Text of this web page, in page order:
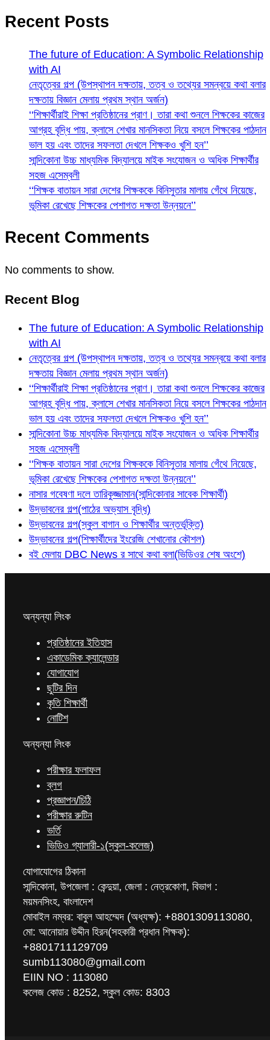
Recent Posts
The future of Education: A Symbolic Relationship
with AI
নেতৃত্বের গল্প (উপস্থাপন দক্ষতায়, তত্ব ও তথ্যের সমন্বয়ে কথা বলার
দক্ষতায় বিজ্ঞান মেলায় প্রথম স্থান অর্জন)
‘‘শিক্ষার্থীরাই শিক্ষা প্রতিষ্ঠানের প্রাণ। তারা কথা শুনলে শিক্ষকের কাজের
আগ্রহ বৃদ্ধি পায়, ক্লাসে শেখার মানসিকতা নিয়ে বসলে শিক্ষকের পাঠদান
ভাল হয় এবং তাদের সফলতা দেখলে শিক্ষকও খুশি হন’’
সান্দিকোনা উচ্চ মাধ্যমিক বিদ্যালয়ে মাইক সংযোজন ও অধিক শিক্ষার্থীর
সহজ এসেম্বলী
‘‘শিক্ষক বাতায়ন সারা দেশের শিক্ষককে বিনিসুতার মালায় গেঁথে নিয়েছে,
ভূমিকা রেখেছে শিক্ষকের পেশাগত দক্ষতা উন্নয়নে’’
Recent Comments
No comments to show.
Recent Blog
The future of Education: A Symbolic Relationship
with AI
নেতৃত্বের গল্প (উপস্থাপন দক্ষতায়, তত্ব ও তথ্যের সমন্বয়ে কথা বলার
দক্ষতায় বিজ্ঞান মেলায় প্রথম স্থান অর্জন)
‘‘শিক্ষার্থীরাই শিক্ষা প্রতিষ্ঠানের প্রাণ। তারা কথা শুনলে শিক্ষকের কাজের
আগ্রহ বৃদ্ধি পায়, ক্লাসে শেখার মানসিকতা নিয়ে বসলে শিক্ষকের পাঠদান
ভাল হয় এবং তাদের সফলতা দেখলে শিক্ষকও খুশি হন’’
সান্দিকোনা উচ্চ মাধ্যমিক বিদ্যালয়ে মাইক সংযোজন ও অধিক শিক্ষার্থীর
সহজ এসেম্বলী
‘‘শিক্ষক বাতায়ন সারা দেশের শিক্ষককে বিনিসুতার মালায় গেঁথে নিয়েছে,
ভূমিকা রেখেছে শিক্ষকের পেশাগত দক্ষতা উন্নয়নে’’
নাসার গবেষণা দলে তারিকুজ্জামান(সান্দিকোনার সাবেক শিক্ষার্থী)
উদ্ভাবনের গল্প(পাঠের অভ্যাস বৃদ্ধি)
উদ্ভাবনের গল্প(স্কুল বাগান ও শিক্ষার্থীর অন্তর্ভূক্তি)
উদ্ভাবনের গল্প(শিক্ষার্থীদের ইংরেজি শেখানোর কৌশল)
বই মেলায় DBC News র সাথে কথা বলা(ভিডিওর শেষ অংশে)
অন্যন্যা লিংক
প্রতিষ্ঠানের ইতিহাস
একাডেমিক ক্যালেন্ডার
যোগাযোগ
ছুটির দিন
কৃতি শিক্ষার্থী
নোটিশ
অন্যন্যা লিংক
পরীক্ষার ফলাফল
ব্লগ
প্রজ্ঞাপন/চিঠি
পরীক্ষার রুটিন
ভর্তি
ভিডিও গ্যালারী-১(স্কুল-কলেজ)
যোগাযোগের ঠিকানা
সান্দিকোনা, উপজেলা : কেন্দুয়া, জেলা : নেত্রকোণা, বিভাগ :
ময়মনসিংহ, বাংলাদেশ
মোবাইল নম্বর: বাবুল আহম্মেদ (অধ্যক্ষ): +8801309113080,
মো: আনোয়ার উদ্দীন হিরন(সহকারী প্রধান শিক্ষক):
+8801711129709
sumb113080@gmail.com
EIIN NO : 113080
কলেজ কোড : 8252, স্কুল কোড: 8303